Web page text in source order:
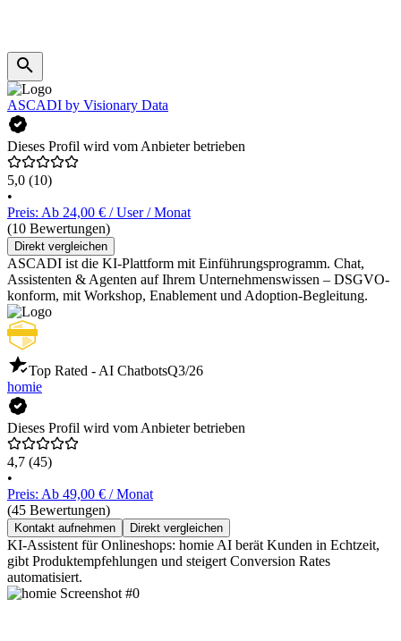
ASCADI by Visionary Data
Dieses Profil wird vom Anbieter betrieben
5,0 (10)
•
Preis: Ab 24,00 € / User / Monat
(10 Bewertungen)
Direkt vergleichen
ASCADI ist die KI-Plattform mit Einführungsprogramm. Chat,
Assistenten & Agenten auf Ihrem Unternehmenswissen – DSGVO-
konform, mit Workshop, Enablement und Adoption-Begleitung.
Top Rated - AI ChatbotsQ3/26
homie
Dieses Profil wird vom Anbieter betrieben
4,7 (45)
•
Preis: Ab 49,00 € / Monat
(45 Bewertungen)
Kontakt aufnehmen Direkt vergleichen
KI-Assistent für Onlineshops: homie AI berät Kunden in Echtzeit,
gibt Produktempfehlungen und steigert Conversion Rates
automatisiert.